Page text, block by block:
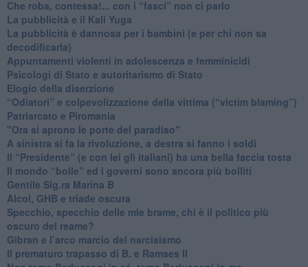
​Che roba, contessa!... con i “fasci” non ci parlo
La pubblicità e il Kali Yuga
​La pubblicità è dannosa per i bambini (e per chi non sa
decodificarla)
​Appuntamenti violenti in adolescenza e femminicidi
​Psicologi di Stato e autoritarismo di Stato
Elogio della diserzione
“Odiatori” e colpevolizzazione della vittima (“victim blaming”)
​Patriarcato e Piromania
"Ora si aprono le porte del paradiso"
​A sinistra si fa la rivoluzione, a destra si fanno i soldi
​Il “Presidente” (e con lei gli italiani) ha una bella faccia tosta
​Il mondo “bolle” ed i governi sono ancora più bolliti
​Gentile Sig.ra Marina B
​Alcol, GHB e triade oscura
​Specchio, specchio delle mie brame, chi è il politico più
oscuro del reame?
​Gibran e l’arco marcio del narcisismo
​Il prematuro trapasso di B. e Ramses II